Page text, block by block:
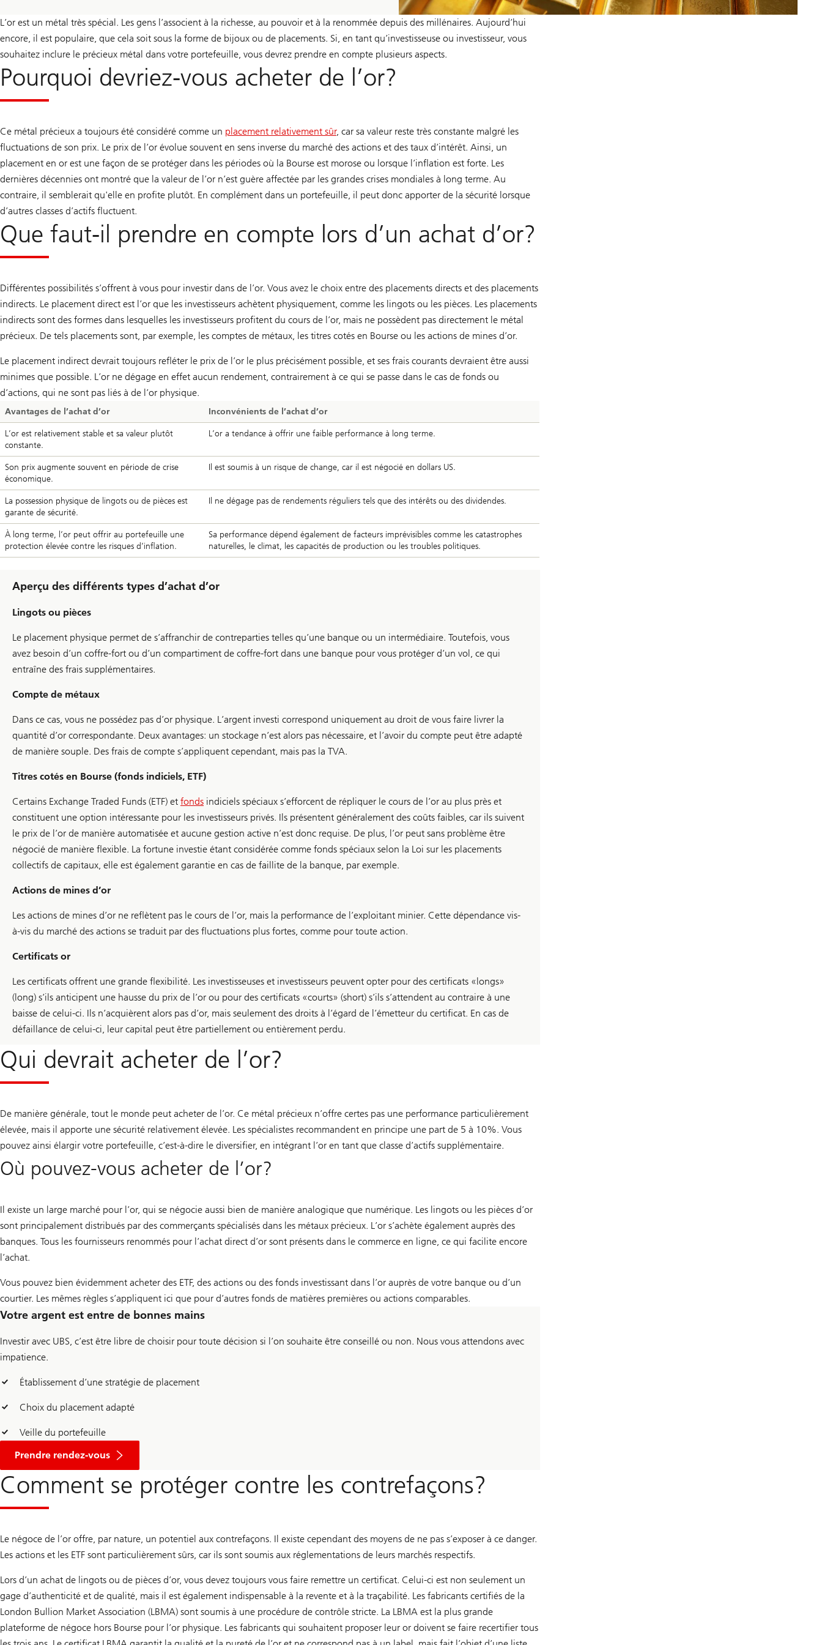
L’or est un métal très spécial. Les gens l’associent à la richesse, au pouvoir et à la renommée depuis des millénaires. Aujourd’hui
encore, il est populaire, que cela soit sous la forme de bijoux ou de placements. Si, en tant qu’investisseuse ou investisseur, vous
souhaitez inclure le précieux métal dans votre portefeuille, vous devrez prendre en compte plusieurs aspects.
Pourquoi devriez-vous acheter de l’or?
Ce métal précieux a toujours été considéré comme un placement relativement sûr, car sa valeur reste très constante malgré les
fluctuations de son prix. Le prix de l’or évolue souvent en sens inverse du marché des actions et des taux d’intérêt. Ainsi, un
placement en or est une façon de se protéger dans les périodes où la Bourse est morose ou lorsque l’inflation est forte. Les
dernières décennies ont montré que la valeur de l’or n’est guère affectée par les grandes crises mondiales à long terme. Au
contraire, il semblerait qu'elle en profite plutôt. En complément dans un portefeuille, il peut donc apporter de la sécurité lorsque
d’autres classes d’actifs fluctuent.
Que faut-il prendre en compte lors d’un achat d’or?
Différentes possibilités s’offrent à vous pour investir dans de l’or. Vous avez le choix entre des placements directs et des placements
indirects. Le placement direct est l’or que les investisseurs achètent physiquement, comme les lingots ou les pièces. Les placements
indirects sont des formes dans lesquelles les investisseurs profitent du cours de l’or, mais ne possèdent pas directement le métal
précieux. De tels placements sont, par exemple, les comptes de métaux, les titres cotés en Bourse ou les actions de mines d’or.
Le placement indirect devrait toujours refléter le prix de l’or le plus précisément possible, et ses frais courants devraient être aussi
minimes que possible. L’or ne dégage en effet aucun rendement, contrairement à ce qui se passe dans le cas de fonds ou
d’actions, qui ne sont pas liés à de l’or physique.
Avantages de l’achat d’or Inconvénients de l’achat d’or
L’or est relativement stable et sa valeur plutôt
constante.
L’or a tendance à offrir une faible performance à long terme.
Son prix augmente souvent en période de crise
économique.
Il est soumis à un risque de change, car il est négocié en dollars US.
La possession physique de lingots ou de pièces est
garante de sécurité.
Il ne dégage pas de rendements réguliers tels que des intérêts ou des dividendes.
À long terme, l’or peut offrir au portefeuille une
protection élevée contre les risques d’inflation.
Sa performance dépend également de facteurs imprévisibles comme les catastrophes
naturelles, le climat, les capacités de production ou les troubles politiques.
Aperçu des différents types d’achat d’or
Lingots ou pièces
Le placement physique permet de s’affranchir de contreparties telles qu’une banque ou un intermédiaire. Toutefois, vous
avez besoin d’un coffre-fort ou d’un compartiment de coffre-fort dans une banque pour vous protéger d’un vol, ce qui
entraîne des frais supplémentaires.
Compte de métaux
Dans ce cas, vous ne possédez pas d’or physique. L’argent investi correspond uniquement au droit de vous faire livrer la
quantité d’or correspondante. Deux avantages: un stockage n’est alors pas nécessaire, et l’avoir du compte peut être adapté
de manière souple. Des frais de compte s’appliquent cependant, mais pas la TVA.
Titres cotés en Bourse (fonds indiciels, ETF)
Certains Exchange Traded Funds (ETF) et fonds indiciels spéciaux s’efforcent de répliquer le cours de l’or au plus près et
constituent une option intéressante pour les investisseurs privés. Ils présentent généralement des coûts faibles, car ils suivent
le prix de l’or de manière automatisée et aucune gestion active n’est donc requise. De plus, l’or peut sans problème être
négocié de manière flexible. La fortune investie étant considérée comme fonds spéciaux selon la Loi sur les placements
collectifs de capitaux, elle est également garantie en cas de faillite de la banque, par exemple.
Actions de mines d’or
Les actions de mines d’or ne reflètent pas le cours de l’or, mais la performance de l’exploitant minier. Cette dépendance vis-
à-vis du marché des actions se traduit par des fluctuations plus fortes, comme pour toute action.
Certificats or
Les certificats offrent une grande flexibilité. Les investisseuses et investisseurs peuvent opter pour des certificats «longs»
(long) s’ils anticipent une hausse du prix de l’or ou pour des certificats «courts» (short) s’ils s’attendent au contraire à une
baisse de celui-ci. Ils n’acquièrent alors pas d’or, mais seulement des droits à l’égard de l’émetteur du certificat. En cas de
défaillance de celui-ci, leur capital peut être partiellement ou entièrement perdu.
Qui devrait acheter de l’or?
De manière générale, tout le monde peut acheter de l’or. Ce métal précieux n’offre certes pas une performance particulièrement
élevée, mais il apporte une sécurité relativement élevée. Les spécialistes recommandent en principe une part de 5 à 10%. Vous
pouvez ainsi élargir votre portefeuille, c’est-à-dire le diversifier, en intégrant l’or en tant que classe d’actifs supplémentaire.
Où pouvez-vous acheter de l’or?
Il existe un large marché pour l’or, qui se négocie aussi bien de manière analogique que numérique. Les lingots ou les pièces d’or
sont principalement distribués par des commerçants spécialisés dans les métaux précieux. L’or s’achète également auprès des
banques. Tous les fournisseurs renommés pour l’achat direct d’or sont présents dans le commerce en ligne, ce qui facilite encore
l’achat.
Vous pouvez bien évidemment acheter des ETF, des actions ou des fonds investissant dans l’or auprès de votre banque ou d’un
courtier. Les mêmes règles s’appliquent ici que pour d’autres fonds de matières premières ou actions comparables.
Votre argent est entre de bonnes mains
Investir avec UBS, c’est être libre de choisir pour toute décision si l’on souhaite être conseillé ou non. Nous vous attendons avec
impatience.
Établissement d’une stratégie de placement
Choix du placement adapté
Veille du portefeuille
Prendre rendez-vous
Comment se protéger contre les contrefaçons?
Le négoce de l’or offre, par nature, un potentiel aux contrefaçons. Il existe cependant des moyens de ne pas s’exposer à ce danger.
Les actions et les ETF sont particulièrement sûrs, car ils sont soumis aux réglementations de leurs marchés respectifs.
Lors d’un achat de lingots ou de pièces d’or, vous devez toujours vous faire remettre un certificat. Celui-ci est non seulement un
gage d’authenticité et de qualité, mais il est également indispensable à la revente et à la traçabilité. Les fabricants certifiés de la
London Bullion Market Association (LBMA) sont soumis à une procédure de contrôle stricte. La LBMA est la plus grande
plateforme de négoce hors Bourse pour l’or physique. Les fabricants qui souhaitent proposer leur or doivent se faire recertifier tous